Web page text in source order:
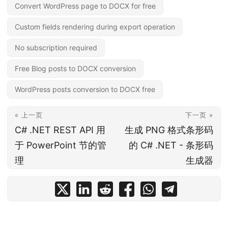
Convert WordPress page to DOCX for free
Custom fields rendering during export operation
No subscription required
Free Blog posts to DOCX conversion
WordPress posts conversion to DOCX free
« 上一页
C# .NET REST API 用
于 PowerPoint 节的管
理
下一页 »
生成 PNG 格式条形码
的 C# .NET - 条形码
生成器